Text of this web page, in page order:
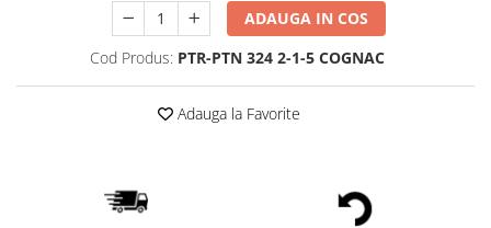
ADAUGA IN COS
Cod Produs: PTR-PTN 324 2-1-5 COGNAC
Adauga la Favorite